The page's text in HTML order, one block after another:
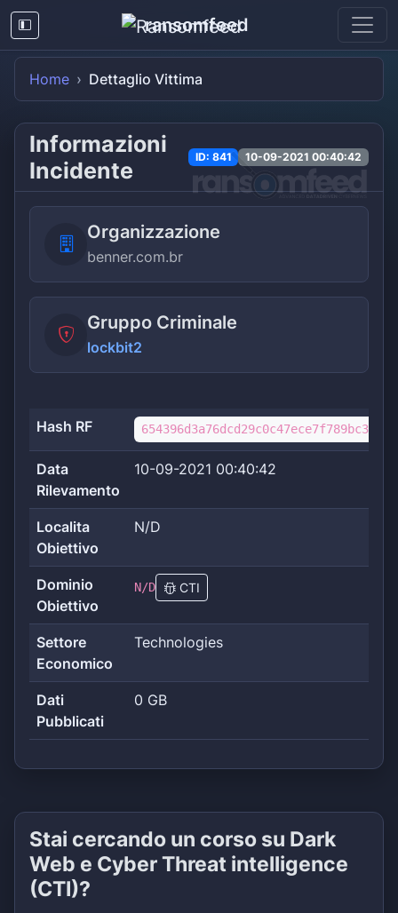
ransomfeed
Home Dettaglio Vittima
Informazioni
Incidente
ID: 841 10-09-2021 00:40:42
Organizzazione
benner.com.br
Gruppo Criminale
lockbit2
Hash RF
Data
Rilevamento
10-09-2021 00:40:42
Localita
Obiettivo
N/D
Dominio
Obiettivo
N/D CTI
Settore
Economico
Technologies
Dati
Pubblicati
0 GB
Stai cercando un corso su Dark
Web e Cyber Threat intelligence
(CTI)?